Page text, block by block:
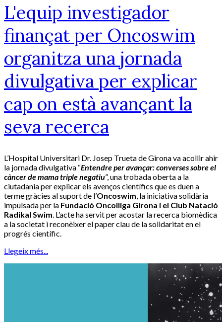
L'equip investigador
finançat per Oncoswim
organitza una jornada
divulgativa per explicar
cap on està avançant la
seva recerca
L’Hospital Universitari Dr. Josep Trueta de Girona va acollir ahir
la jornada divulgativa “Entendre per avançar: converses sobre el
càncer de mama triple negatiu”, una trobada oberta a la
ciutadania per explicar els avenços científics que es duen a
terme gràcies al suport de l’Oncoswim , la iniciativa solidària
impulsada per la Fundació Oncolliga Girona i el Club Natació
Radikal Swim . L’acte ha servit per acostar la recerca biomèdica
a la societat i reconèixer el paper clau de la solidaritat en el
progrés científic.
Llegeix més...